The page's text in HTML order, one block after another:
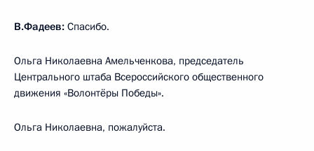
В.Фадеев: Спасибо.
Ольга Николаевна Амельченкова, председатель
Центрального штаба Всероссийского общественного
движения «Волонтёры Победы».
Ольга Николаевна, пожалуйста.